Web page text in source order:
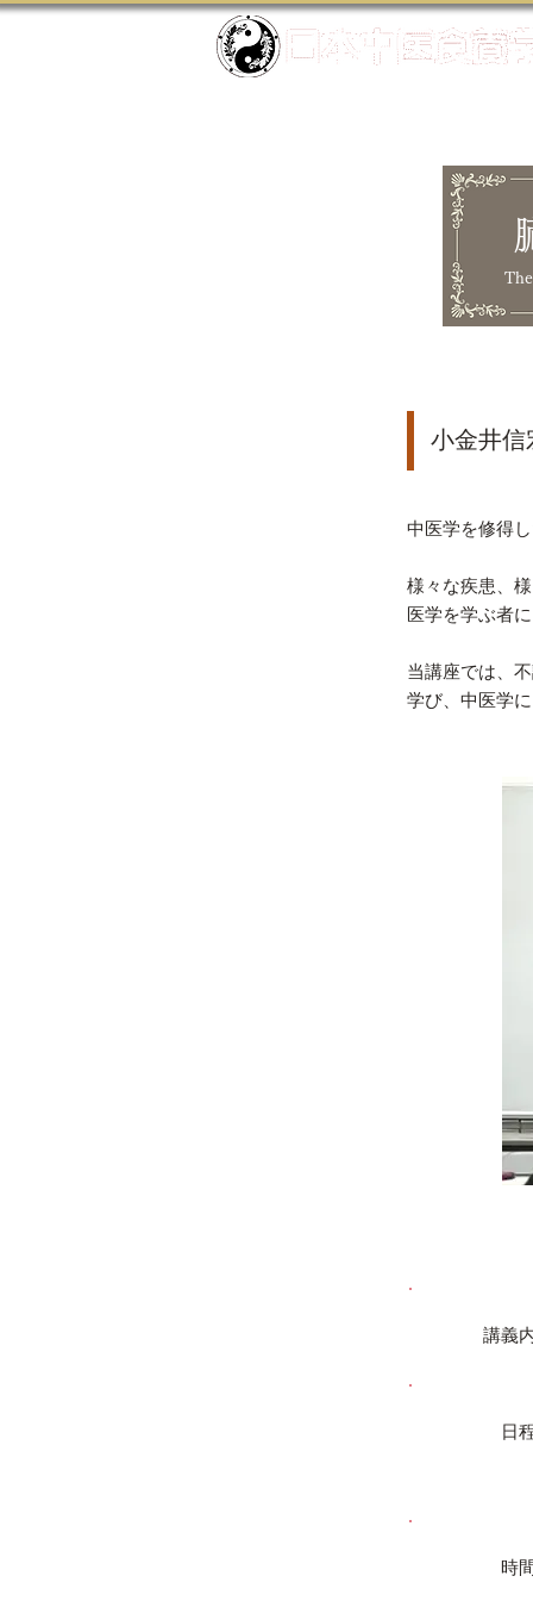
小金井信
中医学を修得
様々な疾患、
医学を学ぶ者
当講座では、
学び、中医学
講義
日
時